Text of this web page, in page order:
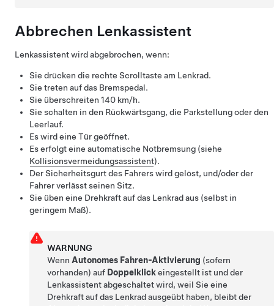
Abbrechen Lenkassistent
Lenkassistentwird abgebrochen, wenn:
Sie drücken die rechte Scrolltaste am Lenkrad.
Sie treten auf das Bremspedal.
Sie überschreiten 140 km/h.
Sie schalten in den Rückwärtsgang, die Parkstellung oder den
Leerlauf.
Es wird eine Tür geöffnet.
Es erfolgt eine automatische Notbremsung (siehe
Kollisionsvermeidungsassistent).
Der Sicherheitsgurt des Fahrers wird gelöst, und/oder der
Fahrer verlässt seinen Sitz.
Sie üben eine Drehkraft auf das Lenkradaus (selbst in
geringem Maß).
WARNUNG
Wenn Autonomes Fahren-Aktivierung (sofern
vorhanden) auf Doppelklickeingestellt ist und der
Lenkassistentabgeschaltet wird, weil Sieeine
Drehkraft auf das Lenkradausgeübt haben, bleibt der